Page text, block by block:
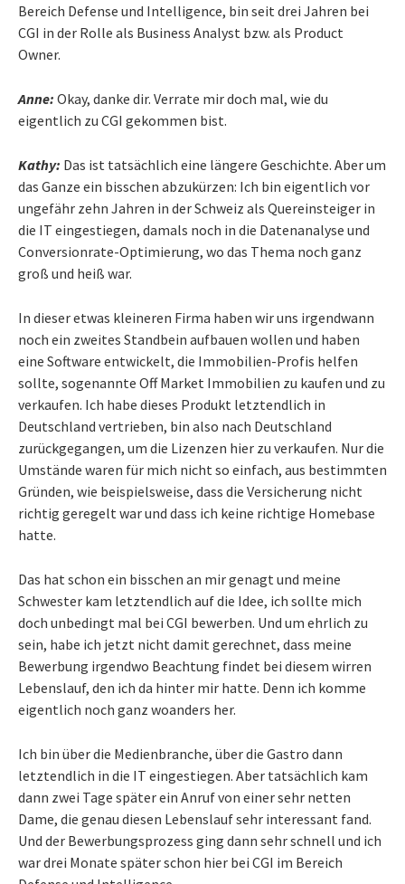
Bereich Defense und Intelligence, bin seit drei Jahren bei
CGI in der Rolle als Business Analyst bzw. als Product
Owner.
Anne: Okay, danke dir. Verrate mir doch mal, wie du
eigentlich zu CGI gekommen bist.
Kathy: Das ist tatsächlich eine längere Geschichte. Aber um
das Ganze ein bisschen abzukürzen: Ich bin eigentlich vor
ungefähr zehn Jahren in der Schweiz als Quereinsteiger in
die IT eingestiegen, damals noch in die Datenanalyse und
Conversionrate-Optimierung, wo das Thema noch ganz
groß und heiß war.
In dieser etwas kleineren Firma haben wir uns irgendwann
noch ein zweites Standbein aufbauen wollen und haben
eine Software entwickelt, die Immobilien-Profis helfen
sollte, sogenannte Off Market Immobilien zu kaufen und zu
verkaufen. Ich habe dieses Produkt letztendlich in
Deutschland vertrieben, bin also nach Deutschland
zurückgegangen, um die Lizenzen hier zu verkaufen. Nur die
Umstände waren für mich nicht so einfach, aus bestimmten
Gründen, wie beispielsweise, dass die Versicherung nicht
richtig geregelt war und dass ich keine richtige Homebase
hatte.
Das hat schon ein bisschen an mir genagt und meine
Schwester kam letztendlich auf die Idee, ich sollte mich
doch unbedingt mal bei CGI bewerben. Und um ehrlich zu
sein, habe ich jetzt nicht damit gerechnet, dass meine
Bewerbung irgendwo Beachtung findet bei diesem wirren
Lebenslauf, den ich da hinter mir hatte. Denn ich komme
eigentlich noch ganz woanders her.
Ich bin über die Medienbranche, über die Gastro dann
letztendlich in die IT eingestiegen. Aber tatsächlich kam
dann zwei Tage später ein Anruf von einer sehr netten
Dame, die genau diesen Lebenslauf sehr interessant fand.
Und der Bewerbungsprozess ging dann sehr schnell und ich
war drei Monate später schon hier bei CGI im Bereich